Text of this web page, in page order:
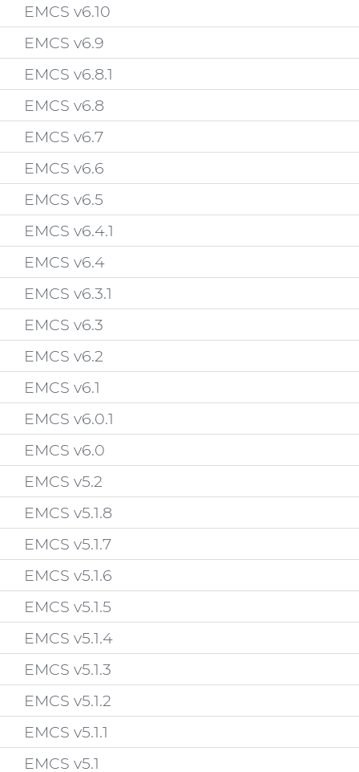
EMCS v6.10
EMCS v6.9
EMCS v6.8.1
EMCS v6.8
EMCS v6.7
EMCS v6.6
EMCS v6.5
EMCS v6.4.1
EMCS v6.4
EMCS v6.3.1
EMCS v6.3
EMCS v6.2
EMCS v6.1
EMCS v6.0.1
EMCS v6.0
EMCS v5.2
EMCS v5.1.8
EMCS v5.1.7
EMCS v5.1.6
EMCS v5.1.5
EMCS v5.1.4
EMCS v5.1.3
EMCS v5.1.2
EMCS v5.1.1
EMCS v5.1